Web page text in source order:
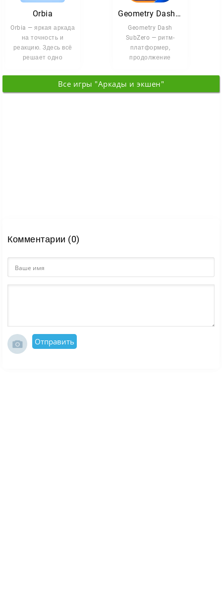
Orbia
Orbia — яркая аркада
на точность и
реакцию. Здесь всё
решает одно
момент: успели
Geometry Dash SubZero
Geometry Dash
SubZero — ритм-
платформер,
продолжение
Geometry Dash. Игра
сохранила
Все игры "Аркады и экшен"
Комментарии (0)
Отправить